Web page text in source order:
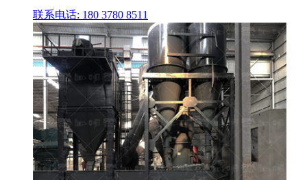
联系电话: 180 3780 8511